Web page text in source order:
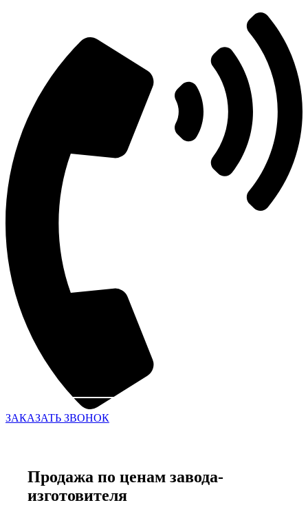
ЗАКАЗАТЬ ЗВОНОК
Продажа по ценам завода-
изготовителя